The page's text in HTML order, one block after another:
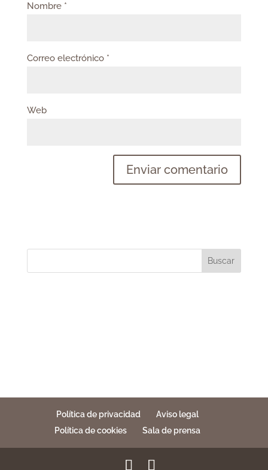
Nombre *
Correo electrónico *
Web
Buscar
Política de privacidad
Aviso legal
Política de cookies
Sala de prensa